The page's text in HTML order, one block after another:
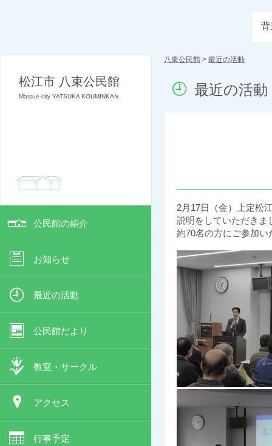
松江市 八束公民館
Matsue-city YATSUKA KOUMINKAN
公民館の紹介
お知らせ
最近の活動
公民館だより
教室・サークル
アクセス
行事予定
背
八束公民館 > 最近の活動
最近の活動
2月17日（金）上定松
説明をしていただきま
約70名の方にご参加